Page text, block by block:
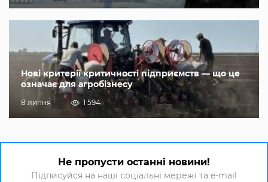
Нові критерії критичності підприємств — що це
означає для агробізнесу
8 липня 1 594
Не пропусти останні новини!
Підписуйся на наші соціальні мережі та e-mail